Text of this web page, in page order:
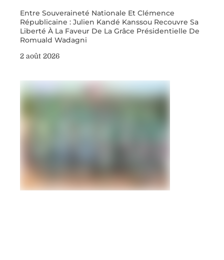
Entre Souveraineté Nationale Et Clémence
Républicaine : Julien Kandé Kanssou Recouvre Sa
Liberté À La Faveur De La Grâce Présidentielle De
Romuald Wadagni
2 août 2026